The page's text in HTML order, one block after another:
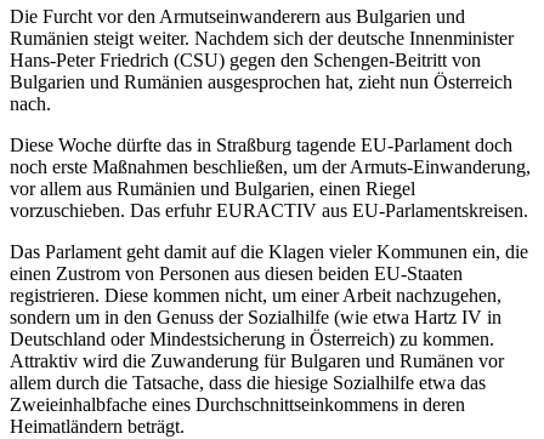
Die Furcht vor den Armutseinwanderern aus Bulgarien und
Rumänien steigt weiter. Nachdem sich der deutsche Innenminister
Hans-Peter Friedrich (CSU) gegen den Schengen-Beitritt von
Bulgarien und Rumänien ausgesprochen hat, zieht nun Österreich
nach.
Diese Woche dürfte das in Straßburg tagende EU-Parlament doch
noch erste Maßnahmen beschließen, um der Armuts-Einwanderung,
vor allem aus Rumänien und Bulgarien, einen Riegel
vorzuschieben. Das erfuhr EURACTIV aus EU-Parlamentskreisen.
Das Parlament geht damit auf die Klagen vieler Kommunen ein, die
einen Zustrom von Personen aus diesen beiden EU-Staaten
registrieren. Diese kommen nicht, um einer Arbeit nachzugehen,
sondern um in den Genuss der Sozialhilfe (wie etwa Hartz IV in
Deutschland oder Mindestsicherung in Österreich) zu kommen.
Attraktiv wird die Zuwanderung für Bulgaren und Rumänen vor
allem durch die Tatsache, dass die hiesige Sozialhilfe etwa das
Zweieinhalbfache eines Durchschnittseinkommens in deren
Heimatländern beträgt.